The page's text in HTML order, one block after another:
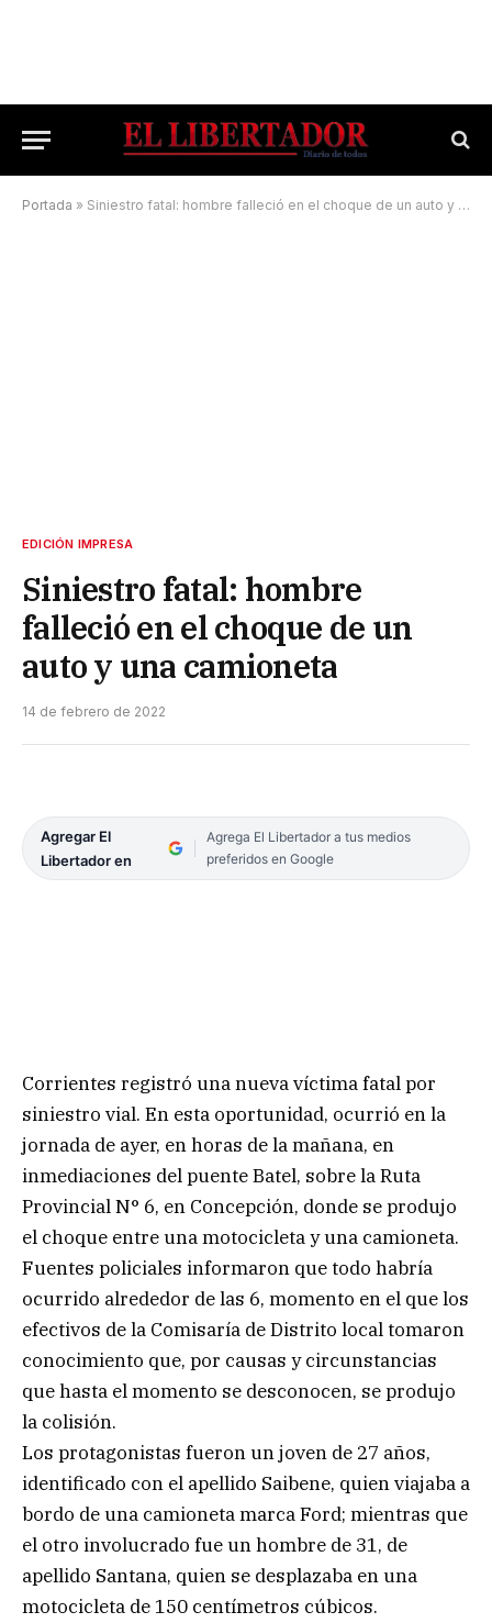
Portada » Siniestro fatal: hombre falleció en el choque de un auto y una camioneta
EDICIÓN IMPRESA
Siniestro fatal: hombre
falleció en el choque de un
auto y una camioneta
14 de febrero de 2022
Agregar El
Libertador en
Agrega El Libertador a tus medios
preferidos en Google
Corrientes registró una nueva víctima fatal por
siniestro vial. En esta oportunidad, ocurrió en la
jornada de ayer, en horas de la mañana, en
inmediaciones del puente Batel, sobre la Ruta
Provincial N° 6, en Concepción, donde se produjo
el choque entre una motocicleta y una camioneta.
Fuentes policiales informaron que todo habría
ocurrido alrededor de las 6, momento en el que los
efectivos de la Comisaría de Distrito local tomaron
conocimiento que, por causas y circunstancias
que hasta el momento se desconocen, se produjo
la colisión.
Los protagonistas fueron un joven de 27 años,
identificado con el apellido Saibene, quien viajaba a
bordo de una camioneta marca Ford; mientras que
el otro involucrado fue un hombre de 31, de
apellido Santana, quien se desplazaba en una
motocicleta de 150 centímetros cúbicos.